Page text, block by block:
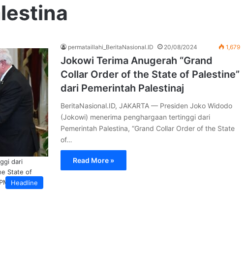
Headline
dari
State of
Setpres)
permataillahi_BeritaNasional.ID 20/08/2024 1,679
Jokowi Terima Anugerah “Grand
Collar Order of the State of Palestine”
dari Pemerintah Palestinaj
BeritaNasional.ID, JAKARTA — Presiden Joko Widodo
(Jokowi) menerima penghargaan tertinggi dari
Pemerintah Palestina, “Grand Collar Order of the State
of…
Read More »